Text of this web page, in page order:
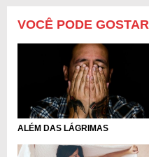
VOCÊ PODE GOSTAR
ALÉM DAS LÁGRIMAS